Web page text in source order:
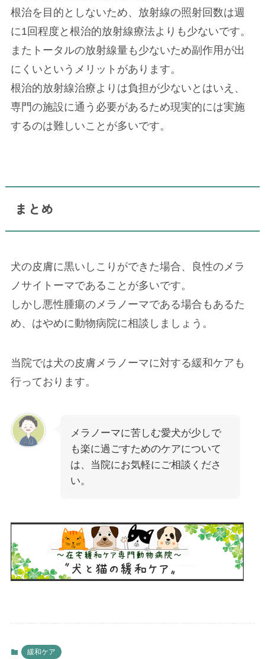
根治を目的としないため、放射線の照射回数は週
に1回程度と根治的放射線療法よりも少ないです。
またトータルの放射線量も少ないため副作用が出
にくいというメリットがあります。
根治的放射線治療よりは負担が少ないとはいえ、
専門の施設に通う必要があるため現実的には実施
するのは難しいことが多いです。
まとめ
犬の皮膚に黒いしこりができた場合、良性のメラ
ノサイトーマであることが多いです。
しかし悪性腫瘍のメラノーマである場合もあるた
め、はやめに動物病院に相談しましょう。
当院では犬の皮膚メラノーマに対する緩和ケアも
行っております。
メラノーマに苦しむ愛犬が少しで
も楽に過ごすためのケアについて
は、当院にお気軽にご相談くださ
い。
緩和ケア